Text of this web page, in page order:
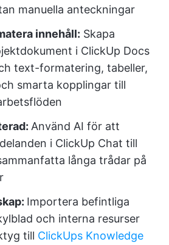
manuella anteckningar
innehåll: Skapa
i ClickUp Docs
text-formatering, tabeller,
smarta kopplingar till
Använd AI för att
i ClickUp Chat till
långa trådar på
Importera befintliga
och interna resurser
till ClickUps Knowledge